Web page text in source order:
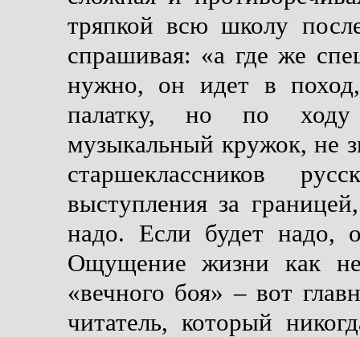
тряпкой всю школу
спрашивая: «а где же
нужно, он идет в
палатку, но по ходу
музыкальный кружок, не
старшеклассников
выступления за
надо. Если будет надо,
Ощущение жизни как
«вечного боя» – вот
читатель, который